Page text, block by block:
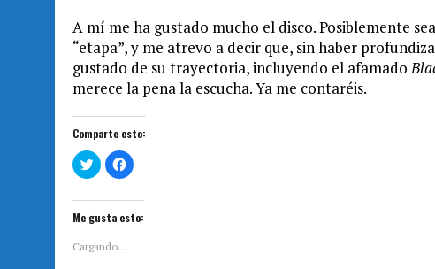
A mí me ha gustado mucho el disco. Posiblemente
“etapa”, y me atrevo a decir que, sin haber
gustado de su trayectoria, incluyendo el afamado
merece la pena la escucha. Ya me contaréis.
Comparte esto:
H
a
l
i
c
a
H
a
l
i
c
Me gusta esto:
Cargando...